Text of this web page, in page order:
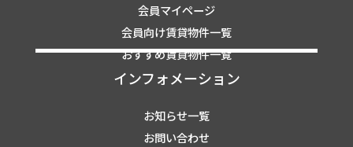
会員マイページ
会員向け賃貸物件一覧
おすすめ賃貸物件一覧
インフォメーション
お知らせ一覧
お問い合わせ